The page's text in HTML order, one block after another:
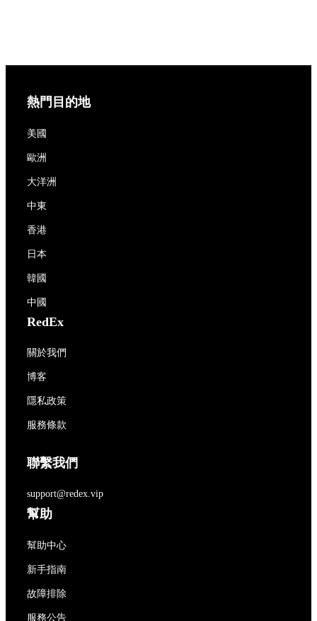
熱門目的地
美國
歐洲
大洋洲
中東
香港
日本
韓國
中國
RedEx
關於我們
博客
隱私政策
服務條款
聯繫我們
support@redex.vip
幫助
幫助中心
新手指南
故障排除
服務公告